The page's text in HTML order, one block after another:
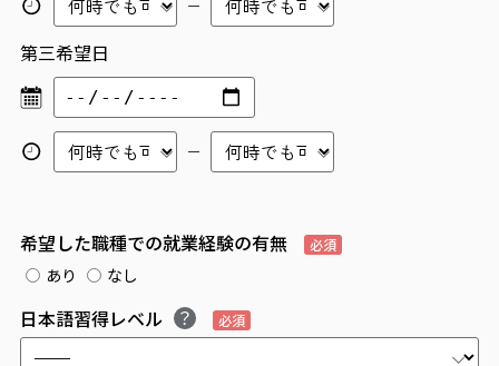
第三希望日
希望した職種での就業経験の有無 必須
あり なし
日本語習得レベル 必須